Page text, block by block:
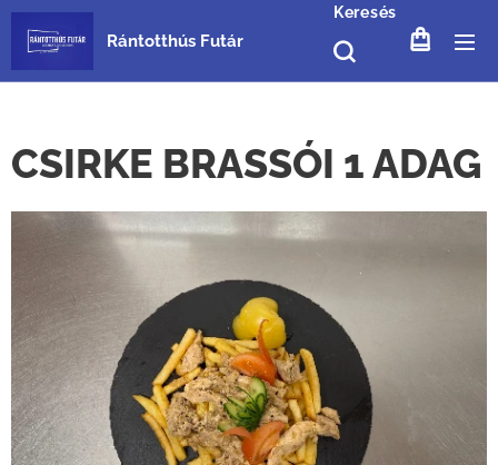
Rántotthús Futár
Keresés
CSIRKE BRASSÓI 1 ADAG